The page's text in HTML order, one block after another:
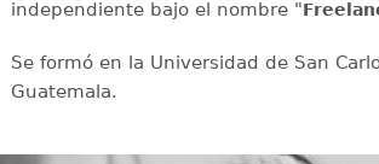
independiente bajo el nombre "
Se formó en la Universidad de San
Guatemala.